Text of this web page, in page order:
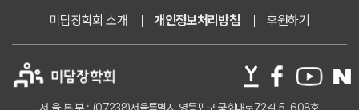
미담장학회 소개 개인정보처리방침 후원하기